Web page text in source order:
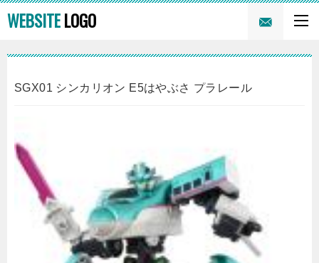
WEBSITELOGO
SGX01 シンカリオン E5はやぶさ プラレール